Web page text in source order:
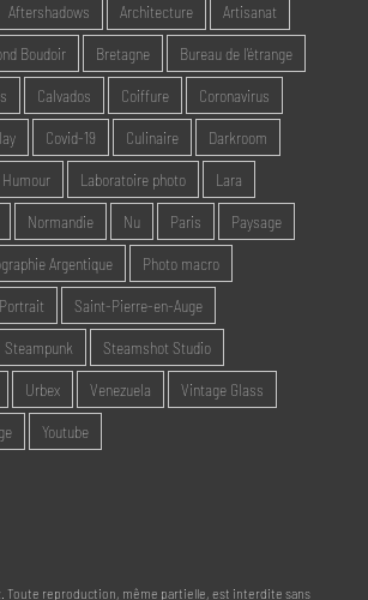
Aftershadows Architecture Artisanat
Boudoir Bretagne Bureau de l'étrange
Calvados Coiffure Coronavirus
Covid-19 Culinaire Darkroom
Humour Laboratoire photo Lara
Normandie Nu Paris Paysage
Argentique Photo macro
Portrait Saint-Pierre-en-Auge
Steampunk Steamshot Studio
Urbex Venezuela Vintage Glass
Youtube
Toute reproduction, même partielle, est interdite sans